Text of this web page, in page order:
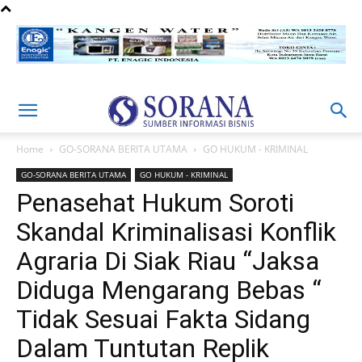
Home GO-SORANA BERITA UTAMA GO HUKUM - KRIMINAL
GO-SORANA BERITA UTAMA GO HUKUM - KRIMINAL
Penasehat Hukum Soroti
Skandal Kriminalisasi Konflik
Agraria Di Siak Riau “Jaksa
Diduga Mengarang Bebas “
Tidak Sesuai Fakta Sidang
Dalam Tuntutan Replik